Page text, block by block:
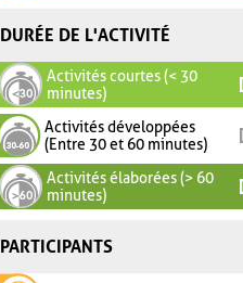
DURÉE DE L'ACTIVITÉ
Activités courtes (< 30
minutes)
Activités développées
(Entre 30 et 60 minutes)
Activités élaborées (> 60
minutes)
PARTICIPANTS